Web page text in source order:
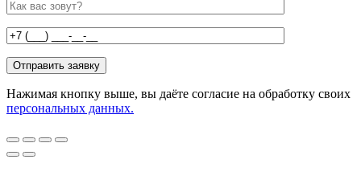
Нажимая кнопку выше, вы даёте согласие на обработку своих
персональных данных.